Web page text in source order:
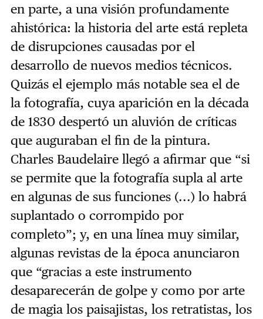
en parte, a una visión profundamente
ahistórica: la historia del arte está repleta
de disrupciones causadas por el
desarrollo de nuevos medios técnicos.
Quizás el ejemplo más notable sea el de
la fotografía, cuya aparición en la década
de 1830 despertó un aluvión de críticas
que auguraban el fin de la pintura.
Charles Baudelaire llegó a afirmar que “si
se permite que la fotografía supla al arte
en algunas de sus funciones (...) lo habrá
suplantado o corrompido por
completo”; y, en una línea muy similar,
algunas revistas de la época anunciaron
que “gracias a este instrumento
desaparecerán de golpe y como por arte
de magia los paisajistas, los retratistas, los